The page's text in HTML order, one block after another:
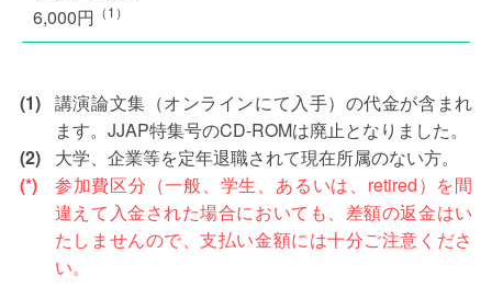
6,000円 （1）
(1) 講演論文集（オンラインにて入手）の代金が含まれ
ます。JJAP特集号のCD-ROMは廃止となりました。
(2)
大学、企業等を定年退職されて現在所属のない方。
(*)
参加費区分（一般、学生、あるいは、retired）を間
違えて入金された場合においても、差額の返金はい
たしませんので、支払い金額には十分ご注意くださ
い。